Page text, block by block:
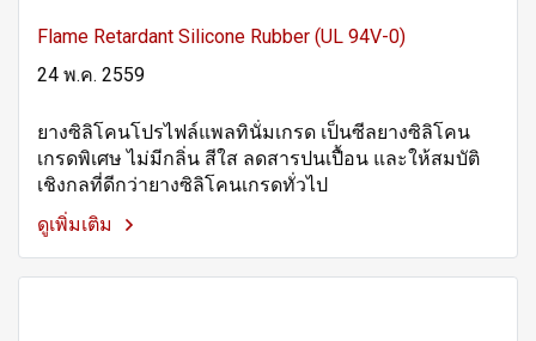
Flame Retardant Silicone Rubber (UL 94V-0)
24 พ.ค. 2559
ยางซิลิโคนโปรไฟล์แพลทินั่มเกรด เป็นซีลยางซิลิโคน
เกรดพิเศษ ไม่มีกลิ่น สีใส ลดสารปนเปื้อน และให้สมบัติ
เชิงกลที่ดีกว่ายางซิลิโคนเกรดทั่วไป
ดูเพิ่มเติม